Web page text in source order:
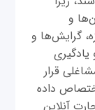
و
گرایش‌ها و
قرار
داده
آنلاین